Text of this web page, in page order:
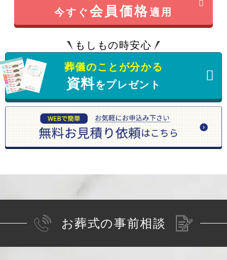
今すぐ会員価格適用
もしもの時安心
葬儀のことが分かる
資料をプレゼント
お葬式の事前相談